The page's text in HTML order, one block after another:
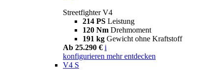
Streetfighter V4
214 PS Leistung
120 Nm Drehmoment
191 kg Gewicht ohne Kraftstoff
Ab 25.290 € i
konfigurieren mehr entdecken
V4 S